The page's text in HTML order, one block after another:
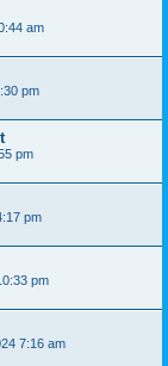
am
pm
pm
pm
pm
7:16 am